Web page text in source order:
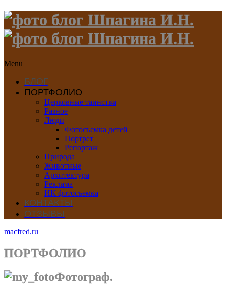
Menu
БЛОГ
ПОРТФОЛИО
Церковные таинства
Разное
Люди
Фотосъемка детей
Портрет
Репортаж
Природа
Животные
Архитектура
Реклама
ИК фотосъемка
КОНТАКТЫ
ОТЗЫВЫ
macfred.ru
ПОРТФОЛИО
Фотограф.